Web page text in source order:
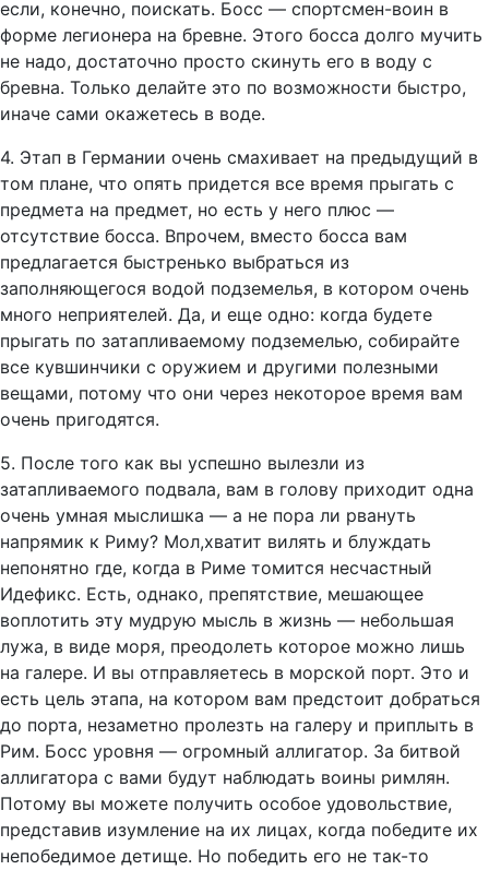
если, конечно, поискать. Босс — спортсмен-воин в
форме легионера на бревне. Этого босса долго мучить
не надо, достаточно просто скинуть его в воду с
бревна. Только делайте это по возможности быстро,
иначе сами окажетесь в воде.
4. Этап в Германии очень смахивает на предыдущий в
том плане, что опять придется все время прыгать с
предмета на предмет, но есть у него плюс —
отсутствие босса. Впрочем, вместо босса вам
предлагается быстренько выбраться из
заполняющегося водой подземелья, в котором очень
много неприятелей. Да, и еще одно: когда будете
прыгать по затапливаемому подземелью, собирайте
все кувшинчики с оружием и другими полезными
вещами, потому что они через некоторое время вам
очень пригодятся.
5. После того как вы успешно вылезли из
затапливаемого подвала, вам в голову приходит одна
очень умная мыслишка — а не пора ли рвануть
напрямик к Риму? Мол,хватит вилять и блуждать
непонятно где, когда в Риме томится несчастный
Идефикс. Есть, однако, препятствие, мешающее
воплотить эту мудрую мысль в жизнь — небольшая
лужа, в виде моря, преодолеть которое можно лишь
на галере. И вы отправляетесь в морской порт. Это и
есть цель этапа, на котором вам предстоит добраться
до порта, незаметно пролезть на галеру и приплыть в
Рим. Босс уровня — огромный аллигатор. За битвой
аллигатора с вами будут наблюдать воины римлян.
Потому вы можете получить особое удовольствие,
представив изумление на их лицах, когда победите их
непобедимое детище. Но победить его не так-то